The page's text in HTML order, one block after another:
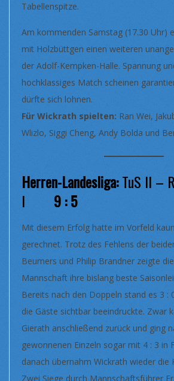
Tabellenspitze.
Am kommenden Samstag (17.30 Uhr)
mit Holzbüttgen einen weiteren
der Adolf-Kempken-Halle. Spannung
hochklassiges Match scheinen
dürfte sich lohnen.
Für Wickrath spielten: Ran Wei,
Wlizlo, Siggi Cheng, Andy Bolda und
Herren-Landesliga:TuS II –
I 9 : 5
Mit diesem Erfolg hatte im Vorfeld
gerechnet. Trotz des Fehlens der
Beumers und Philip Brandner zeigte
Mannschaft ihre bislang beste
Bereits nach den Doppeln stand es 3 :
die Gäste sichtbar beeindruckte. Zwar
Gierath anschließend zurück und ging
gewonnenen Einzeln sogar mit 4 : 3 in
danach übernahm Wickrath wieder die
Zwei Siege durch Mannschaftsführer